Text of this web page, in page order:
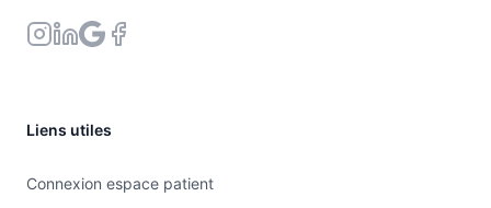
Liens utiles
Connexion espace patient